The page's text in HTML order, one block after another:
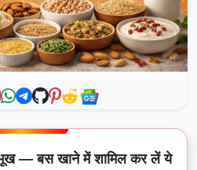
भूख — बस खाने में शामिल कर लें ये